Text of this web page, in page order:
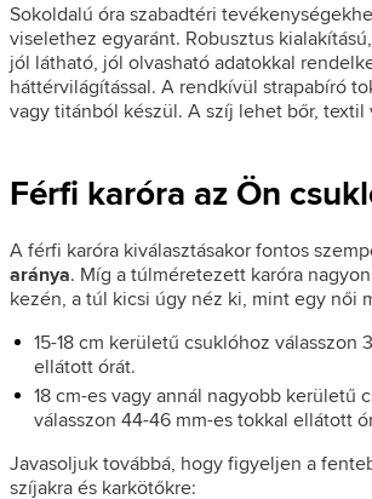
Sokoldalú óra szabadtéri
viselethez egyaránt. Robusztus
jól látható, jól olvasható adatokkal
háttérvilágítással. A rendkívül strapabíró
vagy titánból készül. A szíj lehet bőr, textil
Férfi karóra az Ön
A férfi karóra kiválasztásakor fontos
aránya. Míg a túlméretezett karóra
kezén, a túl kicsi úgy néz ki, mint egy női
15-18 cm kerületű csuklóhoz válasszon
ellátott órát.
18 cm-es vagy annál nagyobb kerületű
válasszon 44-46 mm-es tokkal ellátott
Javasoljuk továbbá, hogy figyeljen a
szíjakra és karkötőkre: